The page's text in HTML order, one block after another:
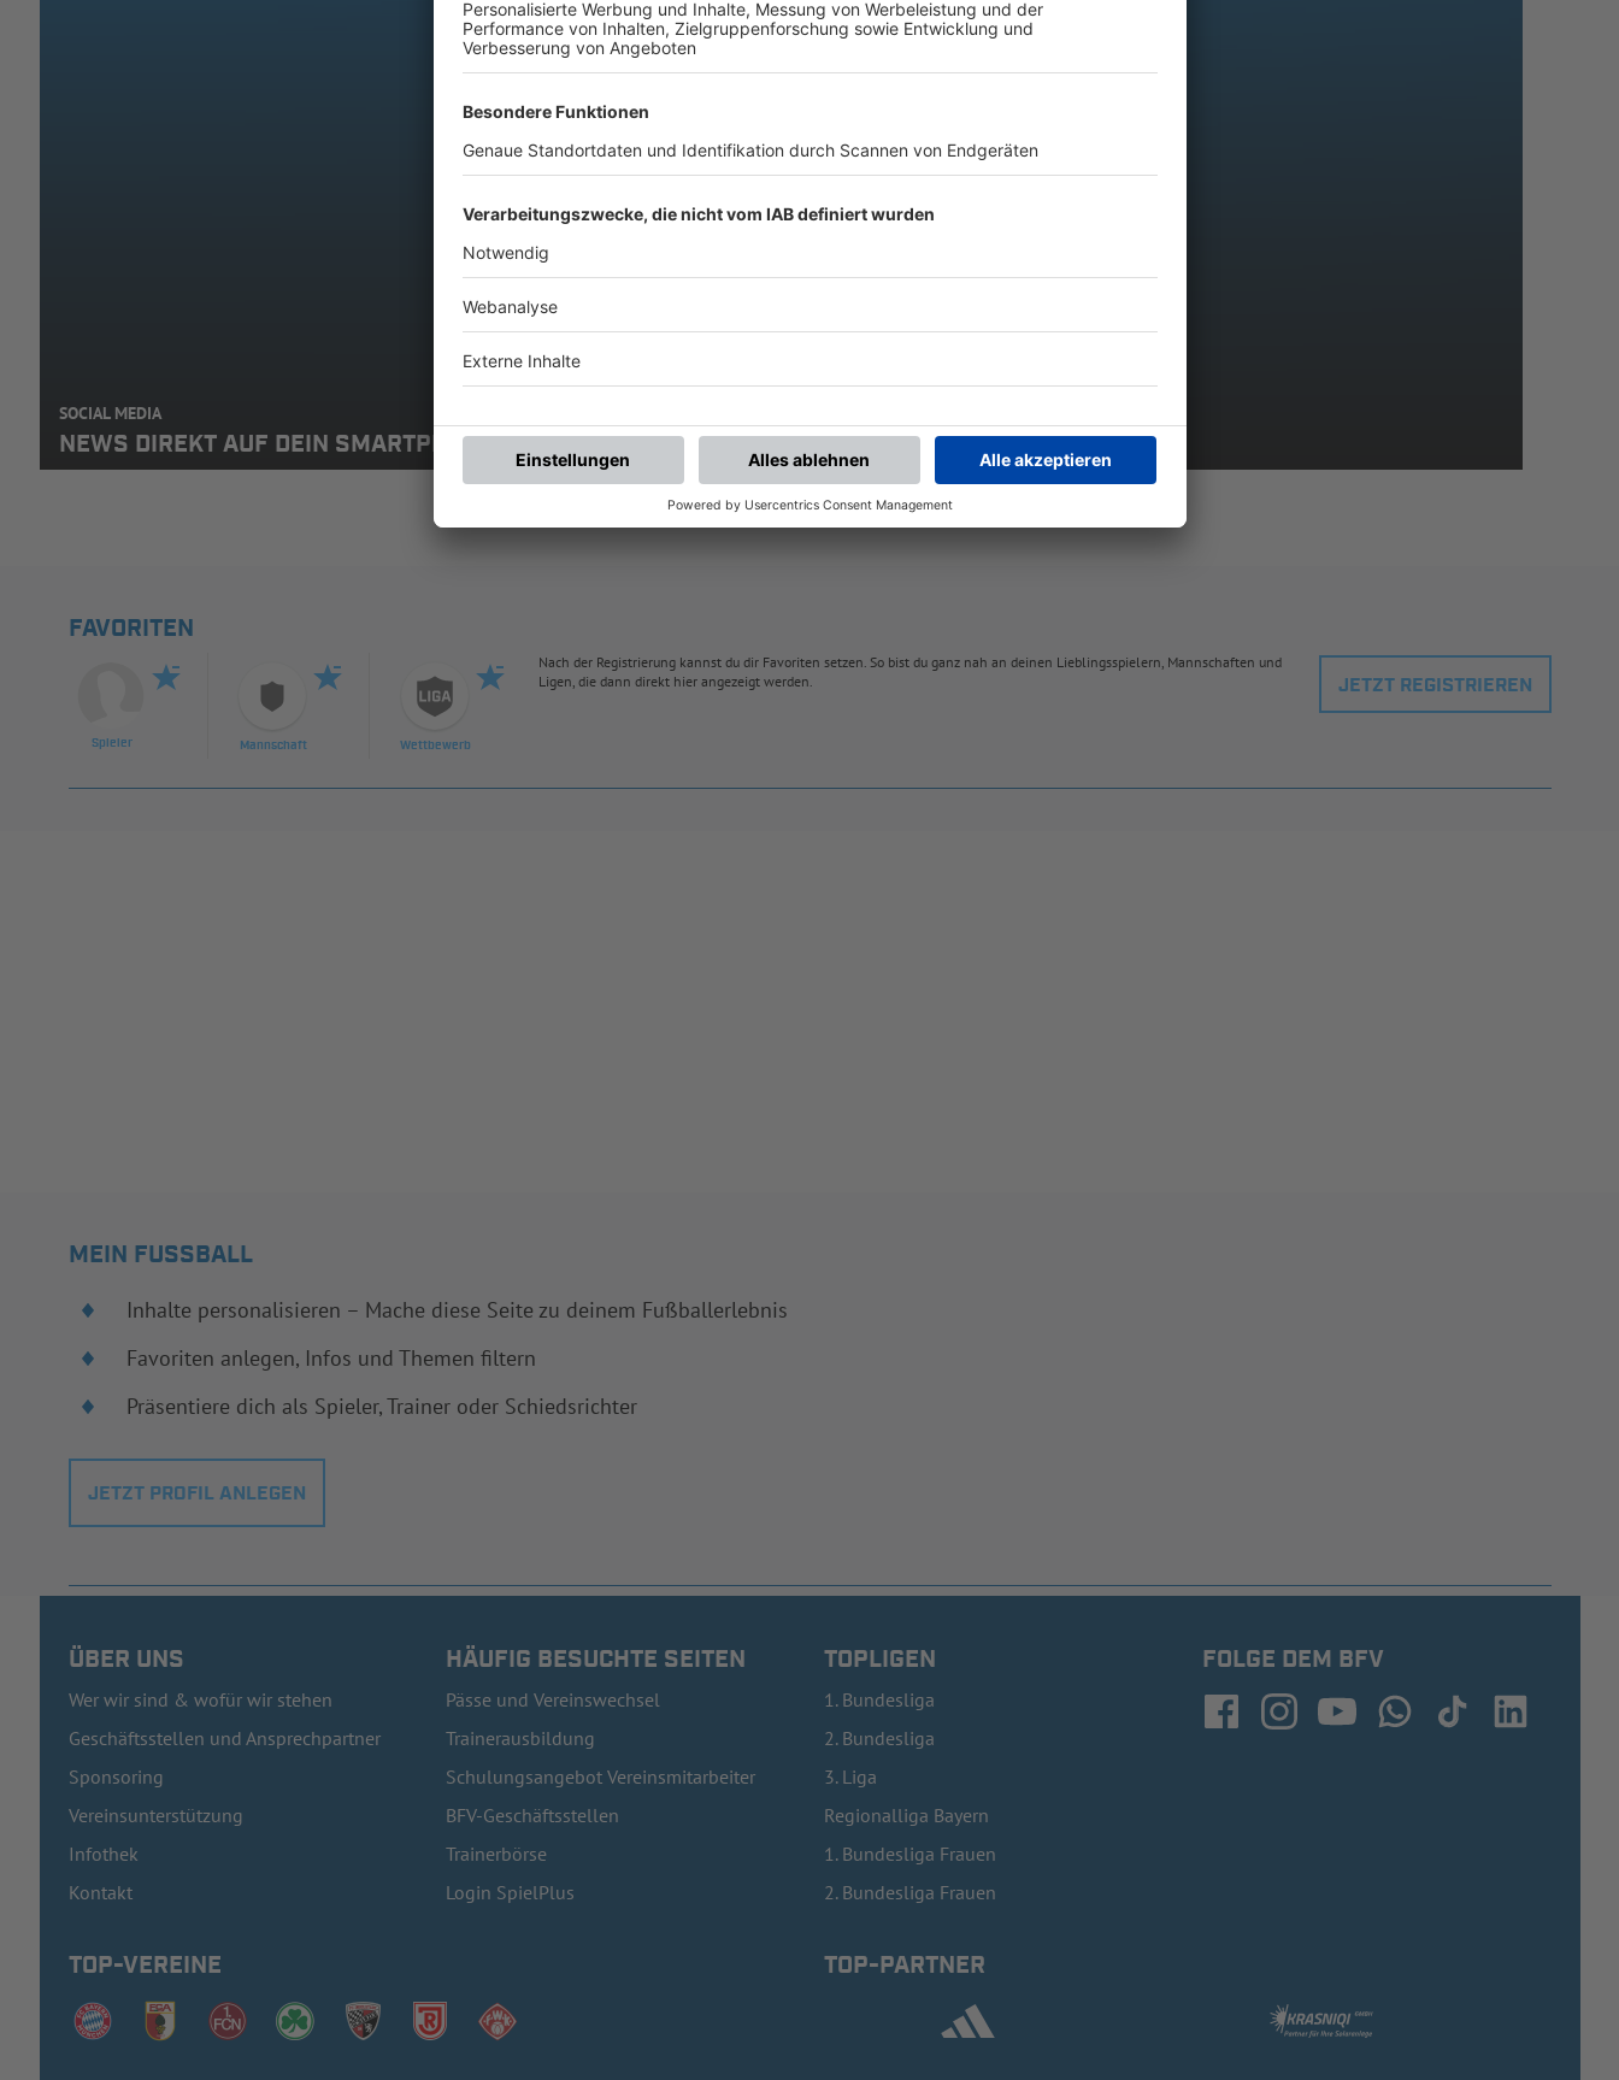
SOCIAL MEDIA
NEWS DIREKT AUF DEIN SMARTPHONE: ABONNIERE DEN BFV-WHATSAPP-KANAL!
FAVORITEN
Spieler Mannschaft Wettbewerb
Nach der Registrierung kannst du dir Favoriten setzen. So bist du ganz nah an deinen Lieblingsspielern, Mannschaften und
Ligen, die dann direkt hier angezeigt werden.
JETZT REGISTRIEREN
MEIN FUSSBALL
Inhalte personalisieren – Mache diese Seite zu deinem Fußballerlebnis
Favoriten anlegen, Infos und Themen filtern
Präsentiere dich als Spieler, Trainer oder Schiedsrichter
JETZT PROFIL ANLEGEN
ÜBER UNS
Wer wir sind & wofür wir stehen
Geschäftsstellen und Ansprechpartner
Sponsoring
Vereinsunterstützung
Infothek
Kontakt
HÄUFIG BESUCHTE SEITEN
Pässe und Vereinswechsel
Trainerausbildung
Schulungsangebot Vereinsmitarbeiter
BFV-Geschäftsstellen
Trainerbörse
Login SpielPlus
TOPLIGEN
1. Bundesliga
2. Bundesliga
3. Liga
Regionalliga Bayern
1. Bundesliga Frauen
2. Bundesliga Frauen
FOLGE DEM BFV
TOP-VEREINE TOP-PARTNER